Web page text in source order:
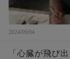
2024/09/04
「心臓が飛び